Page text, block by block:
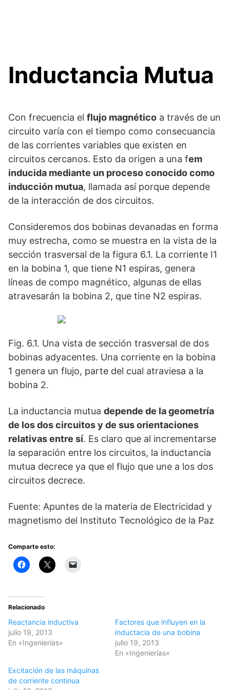
Inductancia Mutua
Con frecuencia el flujo magnético a través de un
circuito varía con el tiempo como consecuancia
de las corrientes variables que existen en
circuitos cercanos. Esto da origen a una fem
inducida mediante un proceso conocido como
inducción mutua, llamada así porque depende
de la interacción de dos circuitos.
Consideremos dos bobinas devanadas en forma
muy estrecha, como se muestra en la vista de la
sección trasversal de la figura 6.1. La corriente I1
en la bobina 1, que tiene N1 espiras, genera
líneas de compo magnético, algunas de ellas
atravesarán la bobina 2, que tine N2 espiras.
Fig. 6.1. Una vista de sección trasversal de dos
bobinas adyacentes. Una corriente en la bobina
1 genera un flujo, parte del cual atraviesa a la
bobina 2.
La inductancia mutua depende de la geometría
de los dos circuitos y de sus orientaciones
relativas entre sí. Es claro que al incrementarse
la separación entre los circuitos, la inductancia
mutua decrece ya que el flujo que une a los dos
circuitos decrece.
Fuente: Apuntes de la materia de Electricidad y
magnetismo del Instituto Tecnológico de la Paz
Comparte esto:
Relacionado
Reactancia inductiva
julio 19, 2013
En «Ingenierías»
Factores que influyen en la
inductacia de una bobina
julio 19, 2013
En «Ingenierías»
Excitación de las máquinas
de corriente continua